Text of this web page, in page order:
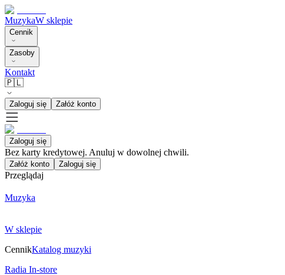
MuzykaW sklepie
Cennik
Zasoby
Kontakt
🇵🇱
Zaloguj się Załóż konto
Zaloguj się
Bez karty kredytowej. Anuluj w dowolnej chwili.
Załóż konto Zaloguj się
Przeglądaj
Muzyka
W sklepie
CennikKatalog muzyki
Radia In-store